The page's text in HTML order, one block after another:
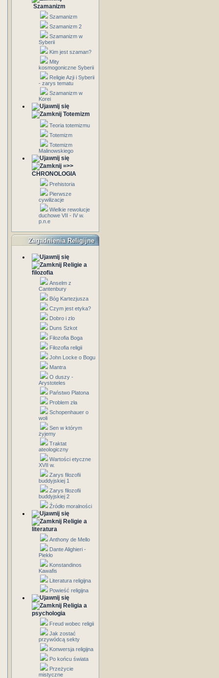
Szamanizm
Szamanizm
Szamanizm 2
Szamanizm w
Syberii
Kim jest szaman?
Mity
kosmogoniczne Syberii
Religie Azji i Syberii
- zarys tematu
Szamanizm w
Korei
Totemizm
Teoria totemizmu
Totemizm
Totemizm
Malinowskiego
=>>
CHRONOLOGIA
Prehistoria
Pierwsze
cywilizacje
Wielkie rewolucje
duchowe VII - IV w.
p.n.e
Zagadnienia Religijne
Religie a
filozofia
Anselm z
Cantenbury
Bóg Kartezjusza
Czym jest etyka?
Dobro i zlo
Duns Szkot
Filozofia Boga
Filozofia religii
John Locke o Bogu
Mantra
O duszy -
Arystoteles
Państwo Platona
Problem zła
Schopenhauer o
woli
Sen w którym
żyjemy
Traktat
ateologiczny
Wartości etyczne
XVII w.
Zarys filozofii
buddyjskiej 1
Zarys filozofii
buddyjskiej 2
Źródło moralności
Religie a
literatura
Anthony de Mello
Dante Alighieri -
Piekło
Konstandinos
Kawafis
Literatura religijna
Powieść religijna
Religia a
psychologia
Freud wobec religii
Jak zostać
przywódcą sekty
Konwersja religijna
Po końcu świata
Przeżycie
mistyczne